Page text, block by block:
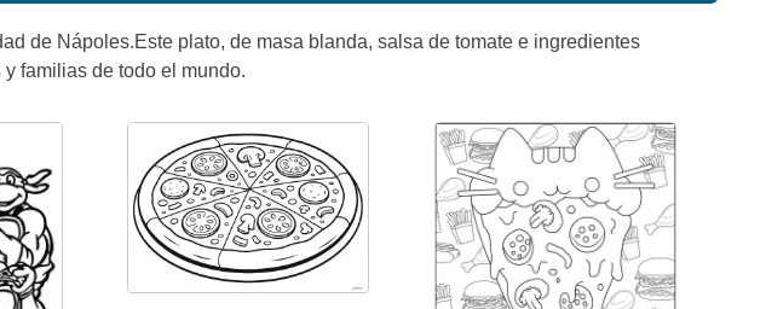
de Nápoles.Este plato, de masa blanda, salsa de tomate e ingredientes
familias de todo el mundo.